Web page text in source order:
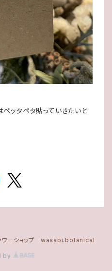
ッタペタ貼っていきたいと
ラワーショップ wasabi.botanical
by